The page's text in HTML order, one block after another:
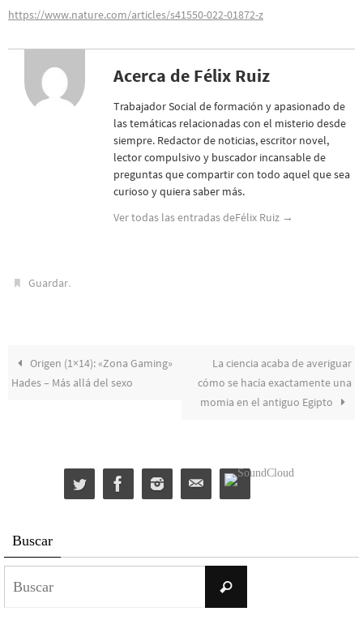
https://www.nature.com/articles/s41550-022-01872-z
Acerca de Félix Ruiz
Trabajador Social de formación y apasionado de
las temáticas relacionadas con el misterio desde
siempre. Redactor de noticias, escritor novel,
lector compulsivo y buscador incansable de
preguntas que compartir con todo aquel que sea
curioso y quiera saber más.
Ver todas las entradas deFélix Ruiz →
Guardar.
Origen (1×14): «Zona Gaming»
Hades – Más allá del sexo
La ciencia acaba de averiguar
cómo se hacía exactamente una
momia en el antiguo Egipto
Buscar
Buscar